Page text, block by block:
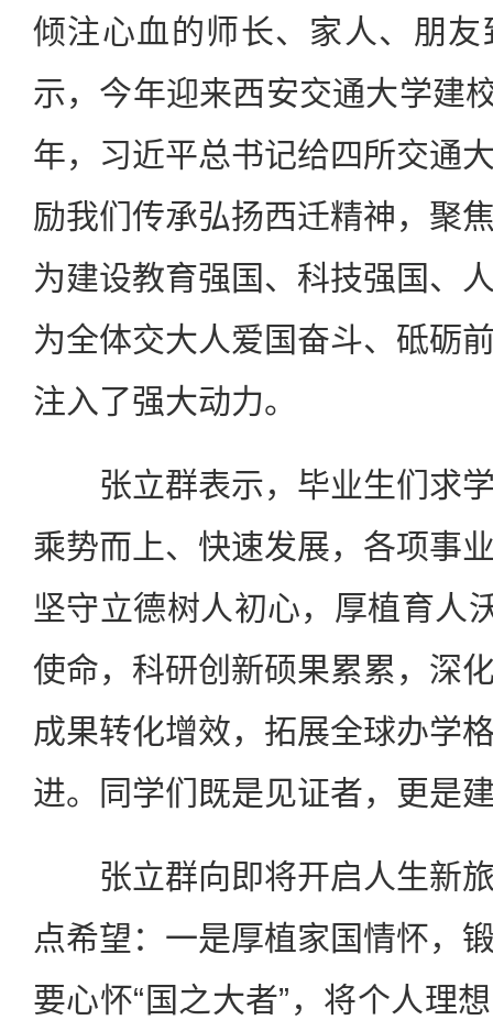
倾注心血的师长、家人、朋
示，今年迎来西安交通大学建
年，习近平总书记给四所交通
励我们传承弘扬西迁精神，聚
为建设教育强国、科技强国、
为全体交大人爱国奋斗、砥砺
注入了强大动力。
张立群表示，毕业生们求学
乘势而上、快速发展，各项事
坚守立德树人初心，厚植育人
使命，科研创新硕果累累，深
成果转化增效，拓展全球办学
进。同学们既是见证者，更是
张立群向即将开启人生新旅
点希望：一是厚植家国情怀，
要心怀“国之大者”，将个人理